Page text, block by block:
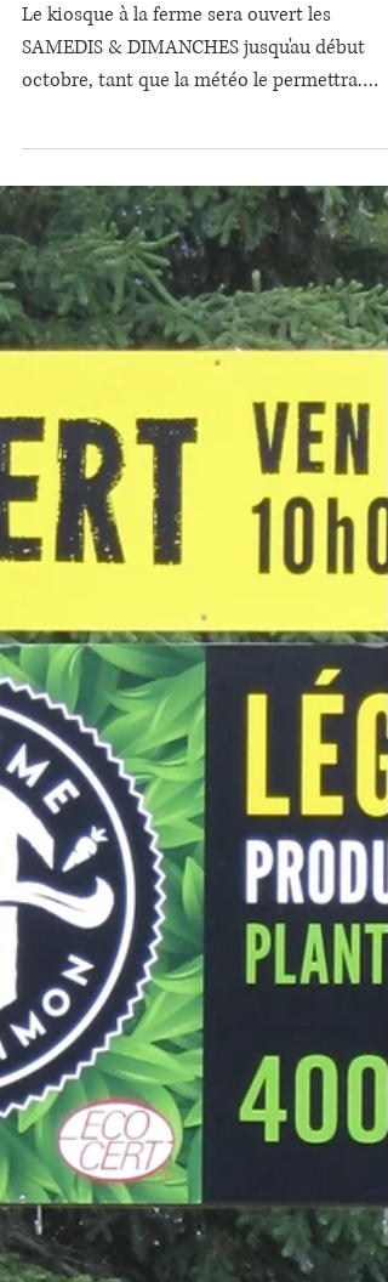
Horaire d'automne-
SAMEDI & DIMANCHE
Le kiosque à la ferme sera ouvert les
octobre, tant que la météo le permettra.
Venez rencontrer...